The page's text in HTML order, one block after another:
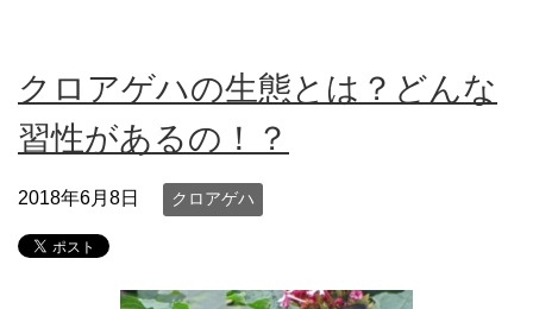
クロアゲハの生態とは？どんな
習性があるの！？
2018年6月8日 クロアゲハ